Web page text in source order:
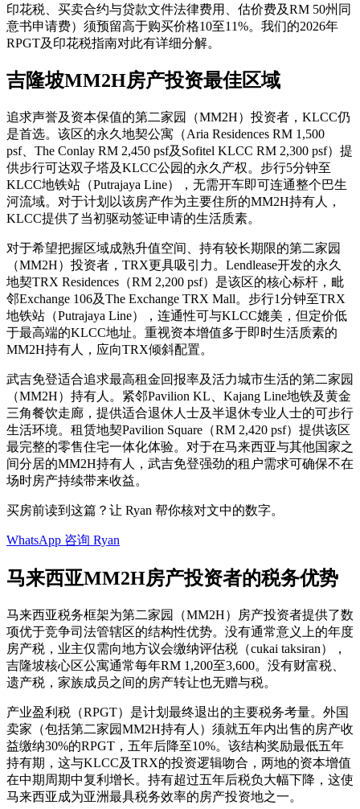
印花税、买卖合约与贷款文件法律费用、估价费及RM 50州同
意书申请费）须预留高于购买价格10至11%。我们的2026年
RPGT及印花税指南对此有详细分解。
吉隆坡MM2H房产投资最佳区域
追求声誉及资本保值的第二家园（MM2H）投资者，KLCC仍
是首选。该区的永久地契公寓（Aria Residences RM 1,500
psf、The Conlay RM 2,450 psf及Sofitel KLCC RM 2,300 psf）提
供步行可达双子塔及KLCC公园的永久产权。步行5分钟至
KLCC地铁站（Putrajaya Line），无需开车即可连通整个巴生
河流域。对于计划以该房产作为主要住所的MM2H持有人，
KLCC提供了当初驱动签证申请的生活质素。
对于希望把握区域成熟升值空间、持有较长期限的第二家园
（MM2H）投资者，TRX更具吸引力。Lendlease开发的永久
地契TRX Residences（RM 2,200 psf）是该区的核心标杆，毗
邻Exchange 106及The Exchange TRX Mall。步行1分钟至TRX
地铁站（Putrajaya Line），连通性可与KLCC媲美，但定价低
于最高端的KLCC地址。重视资本增值多于即时生活质素的
MM2H持有人，应向TRX倾斜配置。
武吉免登适合追求最高租金回报率及活力城市生活的第二家园
（MM2H）持有人。紧邻Pavilion KL、Kajang Line地铁及黄金
三角餐饮走廊，提供适合退休人士及半退休专业人士的可步行
生活环境。租赁地契Pavilion Square（RM 2,420 psf）提供该区
最完整的零售住宅一体化体验。对于在马来西亚与其他国家之
间分居的MM2H持有人，武吉免登强劲的租户需求可确保不在
场时房产持续带来收益。
买房前读到这篇？让 Ryan 帮你核对文中的数字。
WhatsApp 咨询 Ryan
马来西亚MM2H房产投资者的税务优势
马来西亚税务框架为第二家园（MM2H）房产投资者提供了数
项优于竞争司法管辖区的结构性优势。没有通常意义上的年度
房产税，业主仅需向地方议会缴纳评估税（cukai taksiran），
吉隆坡核心区公寓通常每年RM 1,200至3,600。没有财富税、
遗产税，家族成员之间的房产转让也无赠与税。
产业盈利税（RPGT）是计划最终退出的主要税务考量。外国
卖家（包括第二家园MM2H持有人）须就五年内出售的房产收
益缴纳30%的RPGT，五年后降至10%。该结构奖励最低五年
持有期，这与KLCC及TRX的投资逻辑吻合，两地的资本增值
在中期周期中复利增长。持有超过五年后税负大幅下降，这使
马来西亚成为亚洲最具税务效率的房产投资地之一。